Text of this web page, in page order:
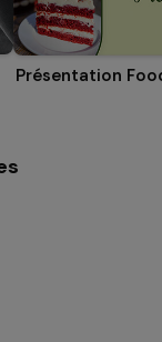
Présentation